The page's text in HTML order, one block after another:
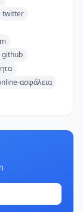
twitter
github
ασφάλεια